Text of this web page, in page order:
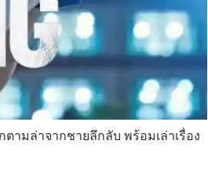
ตามล่าจากชายลึกลับ พร้อมเล่าเรื่อง